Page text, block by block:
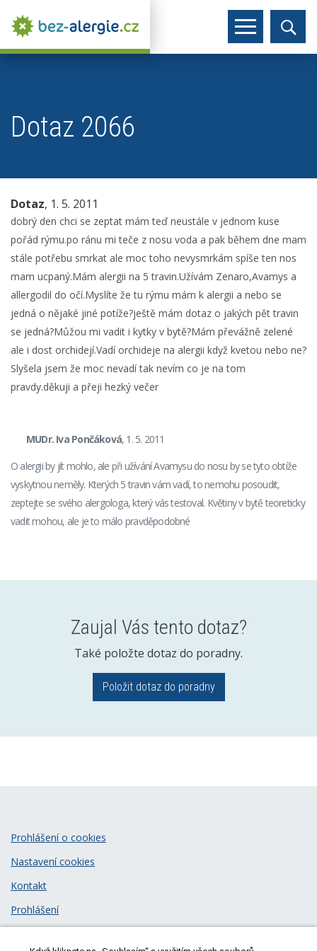
Dotaz 2066
Dotaz, 1. 5. 2011
dobrý den chci se zeptat mám teď neustále v jednom kuse
pořád rýmu.po ránu mi teče z nosu voda a pak během dne mam
stále potřebu smrkat ale moc toho nevysmrkám spíše ten nos
mam ucpaný.Mám alergii na 5 travin.Užívám Zenaro,Avamys a
allergodil do očí.Myslíte že tu rýmu mám k alergii a nebo se
jedná o nějaké jiné potíže?ještě mám dotaz o jakých pět travin
se jedná?Můžou mi vadit i kytky v bytě?Mám převážně zelené
ale i dost orchidejí.Vadí orchideje na alergii když kvetou nebo ne?
Slyšela jsem že moc nevadí tak nevím co je na tom
pravdy.děkuji a přeji hezký večer
MUDr. Iva Pončáková, 1. 5. 2011
O alergii by jít mohlo, ale při užívání Avamysu do nosu by se tyto obtíže
vyskytnou neměly. Kterých 5 travin vám vadí, to nemohu posoudit,
zeptejte se svého alergologa, který vás testoval. Květiny v bytě teoreticky
vadit mohou, ale je to málo pravděpodobné
Zaujal Vás tento dotaz?
Také položte dotaz do poradny.
Položit dotaz do poradny
Prohlášení o cookies
Nastavení cookies
Kontakt
Prohlášení